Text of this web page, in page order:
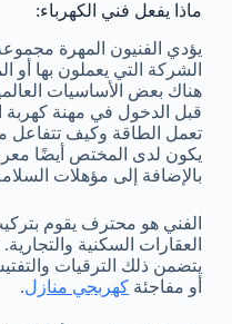
ماذا يفعل فني الكهرباء:
يؤدي الفنيون المهرة
الشركة التي يعملون بها أو
هناك بعض الأساسيات
قبل الدخول في مهنة كهربة
تعمل الطاقة وكيف تتفاعل
يكون لدى المختص أيضًا
بالإضافة إلى مؤهلات
الفني هو محترف يقوم
العقارات السكنية
يتضمن ذلك الترقيات
أو مفاجئة كهربجي منازل.